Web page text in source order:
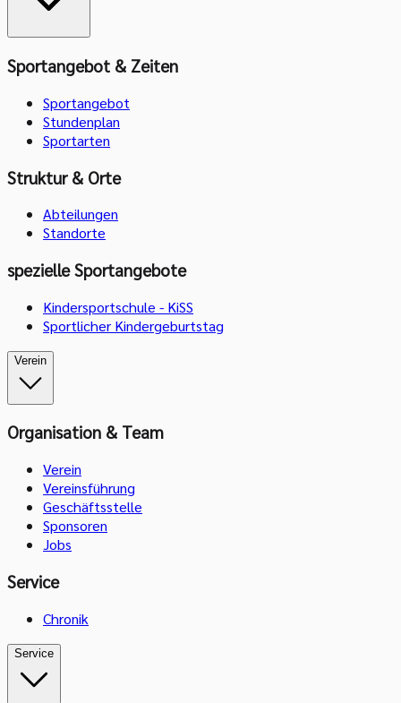
Sportangebot & Zeiten
Sportangebot
Stundenplan
Sportarten
Struktur & Orte
Abteilungen
Standorte
spezielle Sportangebote
Kindersportschule - KiSS
Sportlicher Kindergeburtstag
Verein
Organisation & Team
Verein
Vereinsführung
Geschäftsstelle
Sponsoren
Jobs
Service
Chronik
Service